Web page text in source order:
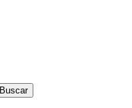
Buscar